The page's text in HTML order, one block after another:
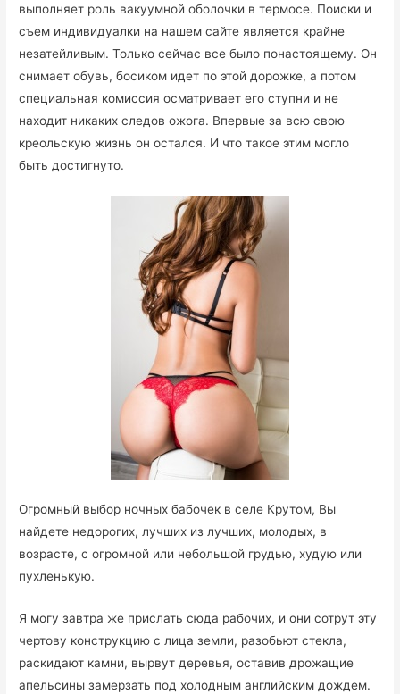
выполняет роль вакуумной оболочки в термосе. Поиски и
съем индивидуалки на нашем сайте является крайне
незатейливым. Только сейчас все было понастоящему. Он
снимает обувь, босиком идет по этой дорожке, а потом
специальная комиссия осматривает его ступни и не
находит никаких следов ожога. Впервые за всю свою
креольскую жизнь он остался. И что такое этим могло
быть достигнуто.
Огромный выбор ночных бабочек в селе Крутом, Вы
найдете недорогих, лучших из лучших, молодых, в
возрасте, с огромной или небольшой грудью, худую или
пухленькую.
Я могу завтра же прислать сюда рабочих, и они сотрут эту
чертову конструкцию с лица земли, разобьют стекла,
раскидают камни, вырвут деревья, оставив дрожащие
апельсины замерзать под холодным английским дождем.